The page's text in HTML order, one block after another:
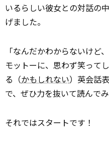
いるらしい彼女との対話の
げました。
「なんだかわからないけど
モットーに、思わず笑って
る（かもしれない）英会話
で、ぜひ力を抜いて読んでみ
それではスタートです！